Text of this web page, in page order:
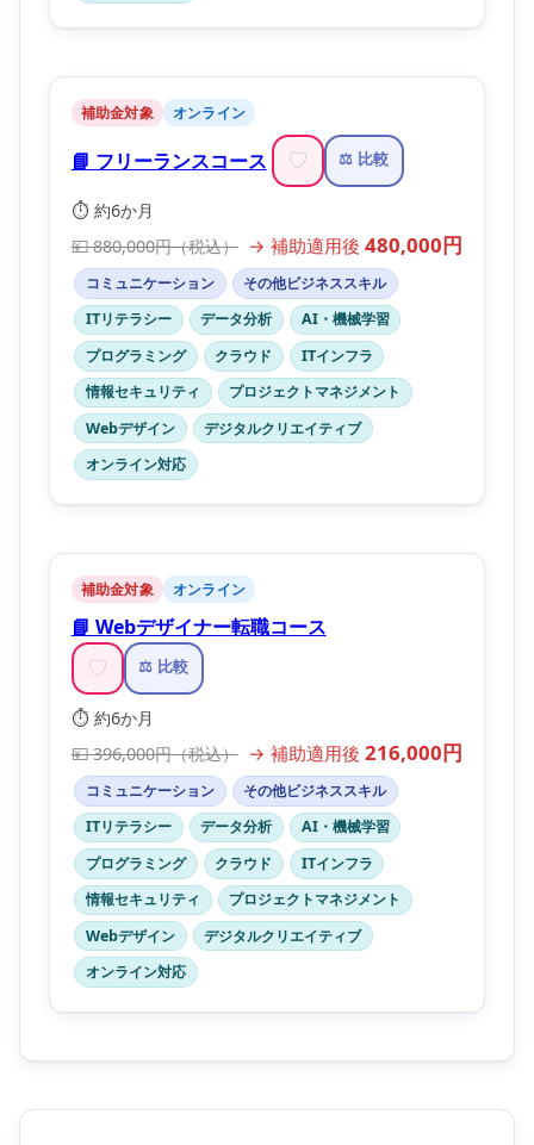
補助金対象 オンライン
📘 フリーランスコース ♡ ⚖️ 比較
⏱️ 約6か月
💴 880,000円（税込） → 補助適用後 480,000円
コミュニケーション
その他ビジネススキル
ITリテラシー
データ分析
AI・機械学習
プログラミング
クラウド
ITインフラ
情報セキュリティ
プロジェクトマネジメント
Webデザイン
デジタルクリエイティブ
オンライン対応
補助金対象 オンライン
📘 Webデザイナー転職コース
♡ ⚖️ 比較
⏱️ 約6か月
💴 396,000円（税込） → 補助適用後 216,000円
コミュニケーション
その他ビジネススキル
ITリテラシー
データ分析
AI・機械学習
プログラミング
クラウド
ITインフラ
情報セキュリティ
プロジェクトマネジメント
Webデザイン
デジタルクリエイティブ
オンライン対応